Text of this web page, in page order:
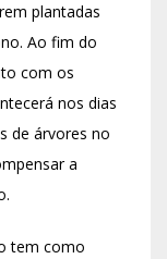
plantadas
Ao fim do
com os
nos dias
de árvores no
a
tem como